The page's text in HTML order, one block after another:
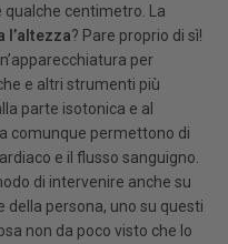
centimetro. La
l’altezza? Pare proprio di sì!
per
e altri strumenti più
parte isotonica e al
comunque permettono di
e il flusso sanguigno.
di intervenire anche su
persona, uno su questi
non da poco visto che lo